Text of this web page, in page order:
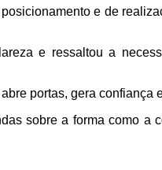
e de
e ressaltou a
portas, gera confiança
sobre a forma como a